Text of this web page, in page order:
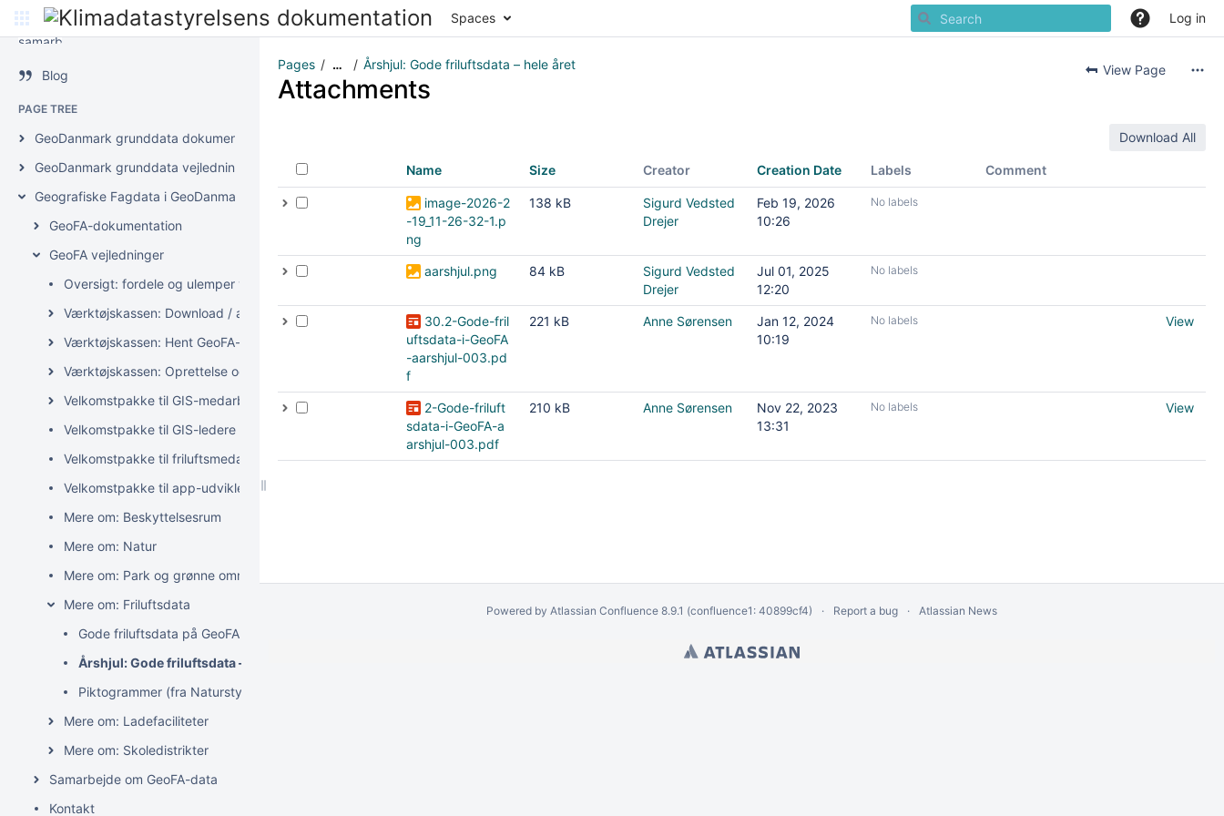
Spaces Log in
GeoDanmark-samarbejdet
Blog
PAGE TREE
GeoDanmark grunddata dokumentation
GeoDanmark grunddata vejledninger
Geografiske Fagdata i GeoDanmark (GeoFA)
GeoFA-dokumentation
GeoFA vejledninger
Oversigt: fordele og ulemper ved de forskellige opdateringsmetoder
Værktøjskassen: Download / analysér GeoFA-data
Værktøjskassen: Hent GeoFA-data i GIS
Værktøjskassen: Oprettelse og editering af GeoFA-data
Velkomstpakke til GIS-medarbejdere
Velkomstpakke til GIS-ledere
Velkomstpakke til friluftsmedarbejdere
Velkomstpakke til app-udviklere
Mere om: Beskyttelsesrum
Mere om: Natur
Mere om: Park og grønne områder
Mere om: Friluftsdata
Gode friluftsdata på GeoFA
Årshjul: Gode friluftsdata – hele året
Piktogrammer (fra Naturstyrelsen og GeoFA)
Mere om: Ladefaciliteter
Mere om: Skoledistrikter
Samarbejde om GeoFA-data
Kontakt
View Page
Pages … Årshjul: Gode friluftsdata – hele året
Attachments
Download All
Name Size Creator Creation Date Labels Comment
image-2026-2
-19_11-26-32-1.p
ng
138 kB
Sigurd Vedsted
Drejer
Feb 19, 2026
10:26
No labels
aarshjul.png 84 kB
Sigurd Vedsted
Drejer
Jul 01, 2025
12:20
No labels
30.2-Gode-fril
uftsdata-i-GeoFA
-aarshjul-003.pd
f
221 kB Anne Sørensen
Jan 12, 2024
10:19
No labels View
2-Gode-friluft
sdata-i-GeoFA-a
arshjul-003.pdf
210 kB Anne Sørensen
Nov 22, 2023
13:31
No labels View
Powered by Atlassian Confluence 8.9.1 (confluence1: 40899cf4) Report a bug Atlassian News